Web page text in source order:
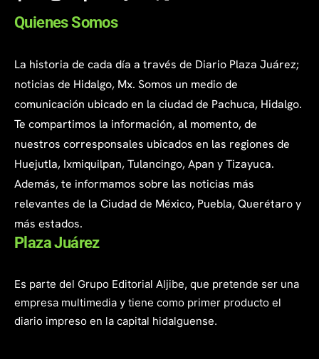
Quienes Somos
La historia de cada día a través de Diario Plaza Juárez;
noticias de Hidalgo, Mx. Somos un medio de
comunicación ubicado en la ciudad de Pachuca, Hidalgo.
Te compartimos la información, al momento, de
nuestros corresponsales ubicados en las regiones de
Huejutla, Ixmiquilpan, Tulancingo, Apan y Tizayuca.
Además, te informamos sobre las noticias más
relevantes de la Ciudad de México, Puebla, Querétaro y
más estados.
Plaza Juárez
Es parte del Grupo Editorial Aljibe, que pretende ser una
empresa multimedia y tiene como primer producto el
diario impreso en la capital hidalguense.